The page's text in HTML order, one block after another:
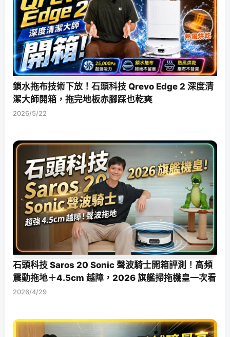
鎖水拖布技術下放！石頭科技 Qrevo Edge 2 深度清
潔大師開箱，拖完地板赤腳踩也乾爽
2026/5/22
石頭科技 Saros 20 Sonic 聲波騎士開箱評測！高頻
震動拖地＋4.5cm 越障，2026 旗艦掃拖機皇一次看
2026/4/29